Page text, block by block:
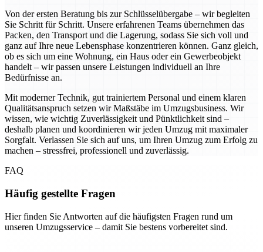
Von der ersten Beratung bis zur Schlüsselübergabe – wir begleiten
Sie Schritt für Schritt. Unsere erfahrenen Teams übernehmen das
Packen, den Transport und die Lagerung, sodass Sie sich voll und
ganz auf Ihre neue Lebensphase konzentrieren können. Ganz gleich,
ob es sich um eine Wohnung, ein Haus oder ein Gewerbeobjekt
handelt – wir passen unsere Leistungen individuell an Ihre
Bedürfnisse an.
Mit moderner Technik, gut trainiertem Personal und einem klaren
Qualitätsanspruch setzen wir Maßstäbe im Umzugsbusiness. Wir
wissen, wie wichtig Zuverlässigkeit und Pünktlichkeit sind –
deshalb planen und koordinieren wir jeden Umzug mit maximaler
Sorgfalt. Verlassen Sie sich auf uns, um Ihren Umzug zum Erfolg zu
machen – stressfrei, professionell und zuverlässig.
FAQ
Häufig gestellte Fragen
Hier finden Sie Antworten auf die häufigsten Fragen rund um
unseren Umzugsservice – damit Sie bestens vorbereitet sind.